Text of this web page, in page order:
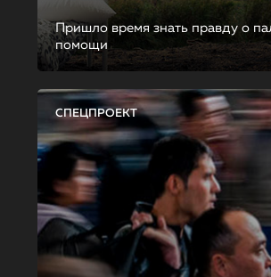
Пришло время знать правду о
помощи
СПЕЦПРОЕКТ